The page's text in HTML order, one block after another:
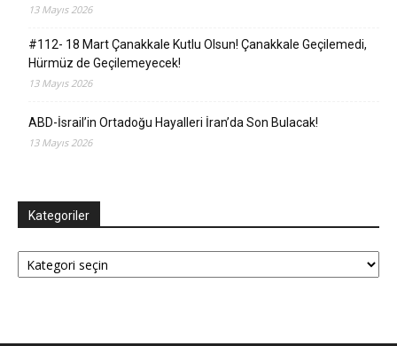
13 Mayıs 2026
#112- 18 Mart Çanakkale Kutlu Olsun! Çanakkale Geçilemedi,
Hürmüz de Geçilemeyecek!
13 Mayıs 2026
ABD-İsrail’in Ortadoğu Hayalleri İran’da Son Bulacak!
13 Mayıs 2026
Kategoriler
Kategoriler